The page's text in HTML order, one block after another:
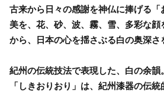
古来から日々の感謝を神仏に捧げる
美を、花、砂、波、霧、雪、多彩な
から、日本の心を揺さぶる白の奥深さ
紀州の伝統技法で表現した、白の余韻。
「しきおりおり」は、紀州漆器の伝統